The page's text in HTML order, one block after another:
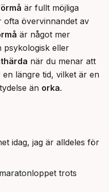
är fullt möjliga
ofta övervinnandet av
är något mer
psykologisk eller
när du menar att
längre tid, vilket är en
än orka.
idag, jag är alldeles för
trots